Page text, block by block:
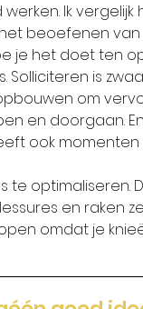
Ik vergelijk
beoefenen
je het doet ten
is
om
en doorgaan.
ook
te optimaliseren.
en raken ze
omdat je